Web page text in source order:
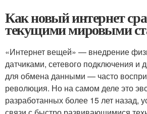
Как новый интернет
текущими мировыми
«Интернет вещей» — внедрение
датчиками, сетевого подключения и
для обмена данными — часто
революция. Но на самом деле это
разработанных более 15 лет назад,